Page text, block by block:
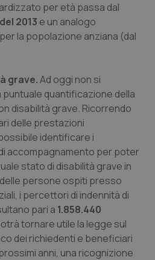
& Testa Collo
per età passa dal
2013 e un analogo
la popolazione anziana (dal
grave.Ad oggi non si
puntuale quantificazione della
disabilità grave. Ricorrendo
delle prestazioni
identificare i
accompagnamento per poter
stato di disabilità grave in
delle persone ospiti presso
i percettori di indennità di
pari a 1.858.440
tornare utile la legge sul
dei richiedenti e beneficiari
anni, una ricognizione